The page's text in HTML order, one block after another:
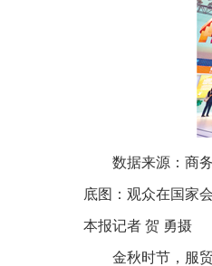
数据来源：商
底图：观众在国家
本报记者 贺 勇摄
金秋时节，服